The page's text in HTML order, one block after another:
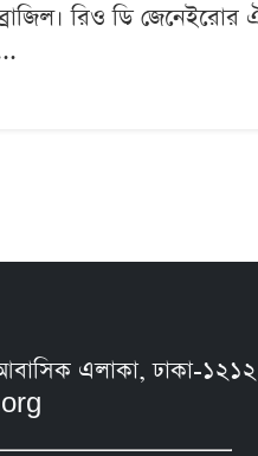
রিও ডি জেনেইরোর
এলাকা, ঢাকা-